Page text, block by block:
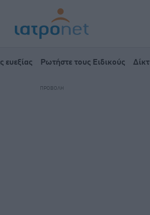
ευεξίας Ρωτήστε τους Ειδικούς